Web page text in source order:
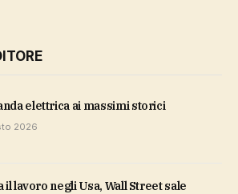
elettrica ai massimi storici
2026
il lavoro negli Usa, Wall Street sale